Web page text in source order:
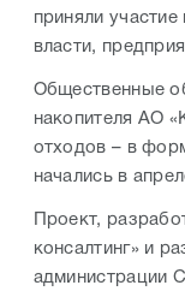
приняли
власти,
Общественные
накопителя АО
отходов – в
начались в
Проект,
консалтинг» и
администрации